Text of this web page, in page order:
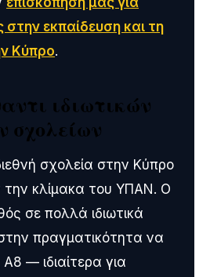
στην εκπαίδευση και τη
Κύπρο.
ιδιωτικών
σχολείων
σχολεία στην Κύπρο
την κλίμακα του ΥΠΑΝ. Ο
σε πολλά ιδιωτικά
πραγματικότητα να
— ιδιαίτερα για